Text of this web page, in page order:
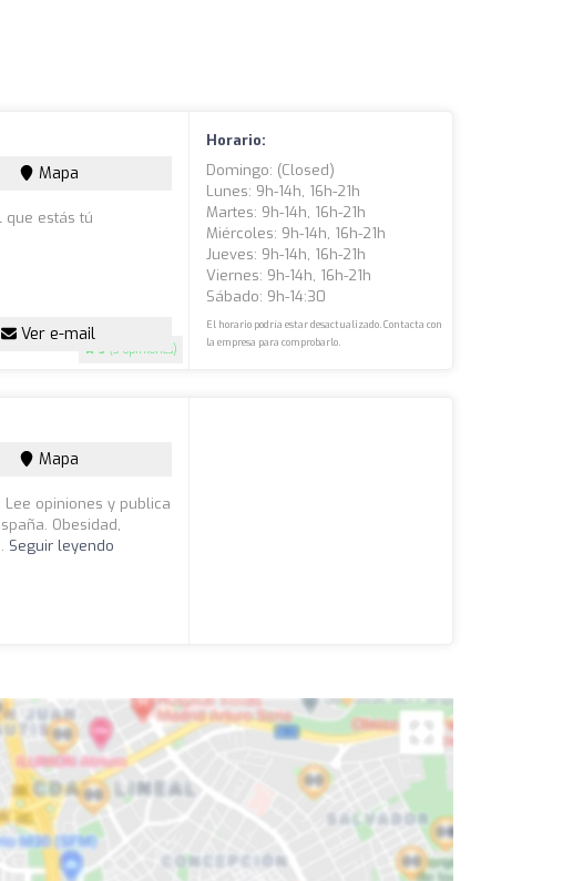
5 (3 opiniones)
Mapa
que estás tú
Ver e-mail
Horario:
Domingo: (closed)
Lunes: 9h-14h, 16h-21h
Martes: 9h-14h, 16h-21h
Miércoles: 9h-14h, 16h-21h
Jueves: 9h-14h, 16h-21h
Viernes: 9h-14h, 16h-21h
Sábado: 9h-14:30
El horario podría estar desactualizado. Contacta con
la empresa para comprobarlo.
Mapa
Lee opiniones y publica
Obesidad,
Seguir leyendo